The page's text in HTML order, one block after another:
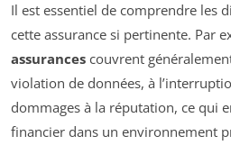
Il est essentiel de comprendre les
cette assurance si pertinente. Par
assurances couvrent
violation de données, à
dommages à la réputation, ce qui
financier dans un environnement